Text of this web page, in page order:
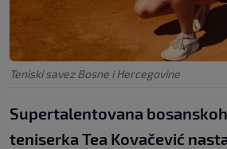
Teniski savez Bosne i Hercegovine
Supertalentovana
teniserka Tea Kovačević